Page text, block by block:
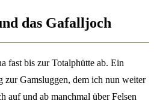
das Gafalljoch
fast bis zur Totalphütte ab. Ein
zur Gamsluggen, dem ich nun weiter
auf und ab manchmal über Felsen